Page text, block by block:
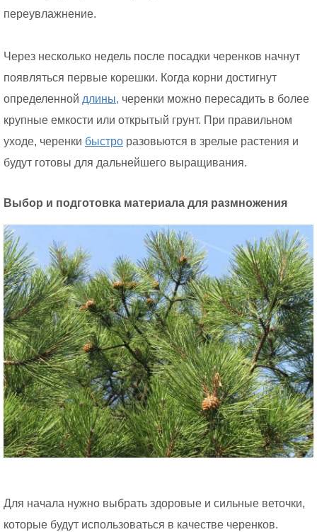
переувлажнение.
Через несколько недель после посадки черенков начнут
появляться первые корешки. Когда корни достигнут
определенной длины, черенки можно пересадить в более
крупные емкости или открытый грунт. При правильном
уходе, черенки быстро разовьются в зрелые растения и
будут готовы для дальнейшего выращивания.
Выбор и подготовка материала для размножения
Для начала нужно выбрать здоровые и сильные веточки,
которые будут использоваться в качестве черенков.